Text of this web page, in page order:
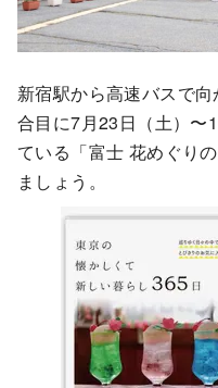
新宿駅から高速バスで
合目に7月23日（土）〜
ている「富士 花めぐり
ましょう。